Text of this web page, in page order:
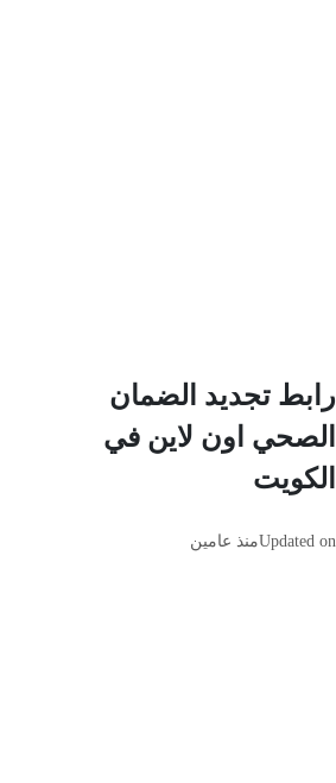
رابط تجديد الضمان
الصحي اون لاين في
الكويت
Updated onمنذ عامين